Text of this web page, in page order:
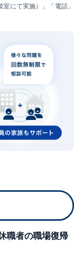
にて実施）」「電話」
職者の職場復帰